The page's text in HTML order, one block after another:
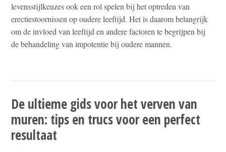
levensstijlkeuzes ook een rol spelen bij het optreden van
erectiestoornissen op oudere leeftijd. Het is daarom belangrijk
om de invloed van leeftijd en andere factoren te begrijpen bij
de behandeling van impotentie bij oudere mannen.
De ultieme gids voor het verven van
muren: tips en trucs voor een perfect
resultaat